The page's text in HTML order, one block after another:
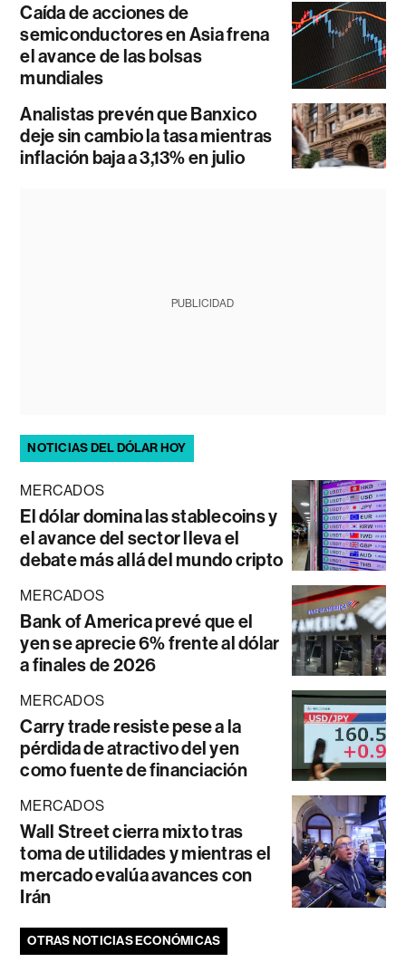
Caída de acciones de
semiconductores en Asia frena
el avance de las bolsas
mundiales
Analistas prevén que Banxico
deje sin cambio la tasa mientras
inflación baja a 3,13% en julio
PUBLICIDAD
NOTICIAS DEL DÓLAR HOY
MERCADOS
El dólar domina las stablecoins y
el avance del sector lleva el
debate más allá del mundo cripto
MERCADOS
Bank of America prevé que el
yen se aprecie 6% frente al dólar
a finales de 2026
MERCADOS
Carry trade resiste pese a la
pérdida de atractivo del yen
como fuente de financiación
MERCADOS
Wall Street cierra mixto tras
toma de utilidades y mientras el
mercado evalúa avances con
Irán
OTRAS NOTICIAS ECONÓMICAS